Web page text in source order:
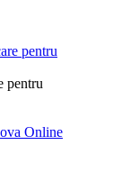
pentru
pentru
Online